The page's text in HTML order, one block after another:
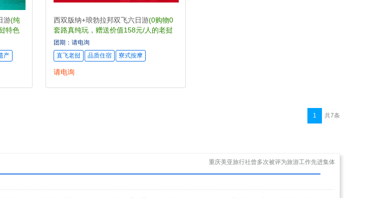
游(纯
特色
产
西双版纳+琅勃拉邦双飞六日游(0购物0
套路真纯玩，赠送价值158元/人的老挝
特色小火锅)
团期：请电询
直飞老挝
品质住宿 寮式按摩
请电询
共7条
1
重庆美亚旅行社曾多次被评为旅游工作先进集体